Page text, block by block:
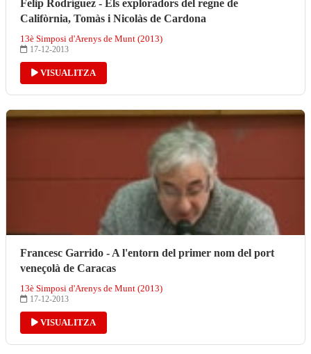
Felip Rodríguez - Els exploradors del regne de
Califòrnia, Tomàs i Nicolàs de Cardona
13è Simposi d'Arenys de Munt (2013)
17-12-2013
VISUALITZA
Francesc Garrido - A l'entorn del primer nom del port
veneçolà de Caracas
13è Simposi d'Arenys de Munt (2013)
17-12-2013
VISUALITZA